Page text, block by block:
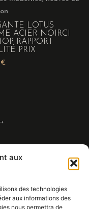
aux
des technologies
aux informations des
nous permettra de
LOTUS
ACIER NOIRCI
RAPPORT
PRIX
€
-